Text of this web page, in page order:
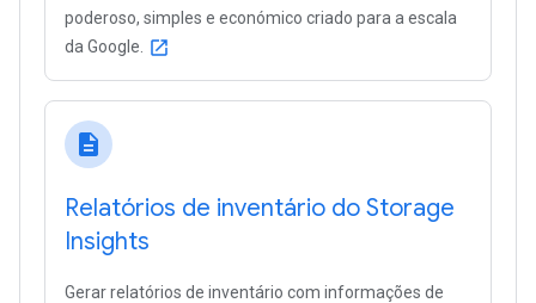
poderoso, simples e económico criado para a escala
da Google.
open_in_new
description
Relatórios de inventário do Storage
Insights
Gerar relatórios de inventário com informações de